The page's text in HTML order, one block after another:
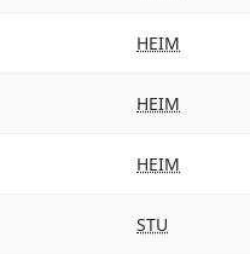
HEIM
HEIM
HEIM
STU